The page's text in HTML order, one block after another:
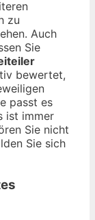
zu
Auch
Sie
bewertet,
passt es
ist immer
Sie nicht
Sie sich